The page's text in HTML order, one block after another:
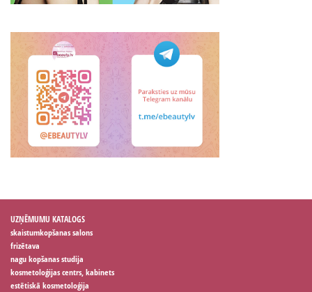
UZŅĒMUMU KATALOGS
skaistumkopšanas salons
frizētava
nagu kopšanas studija
kosmetoloģijas centrs, kabinets
estētiskā kosmetoloģija